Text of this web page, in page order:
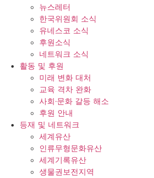
뉴스레터
한국위원회 소식
유네스코 소식
후원소식
네트워크 소식
활동 및 후원
미래 변화 대처
교육 격차 완화
사회∙문화 갈등 해소
후원 안내
등재 및 네트워크
세계유산
인류무형문화유산
세계기록유산
생물권보전지역